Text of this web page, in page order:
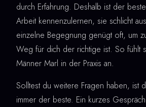
durch Erfahrung. Deshalb ist der
Arbeit kennenzulernen, sie schlicht
einzelne Begegnung genügt oft, um
Weg für dich der richtige ist. So fühlt
Männer Marl in der Praxis an.
Solltest du weitere Fragen haben, ist
immer der beste. Ein kurzes